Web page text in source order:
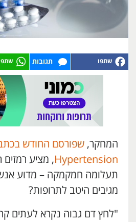
תגובות
המחקר, שפורסם החודש
Hypertension, מציע
תעלומה חמקמקה – מדוע
מגיבים היטב לתרופות?
"לחץ דם גבוה נקרא לעתים